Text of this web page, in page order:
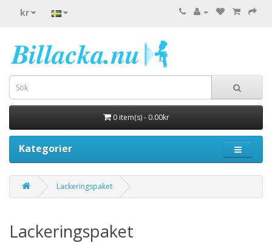
kr
0 item(s) - 0.00kr
Kategorier
Lackeringspaket
Lackeringspaket